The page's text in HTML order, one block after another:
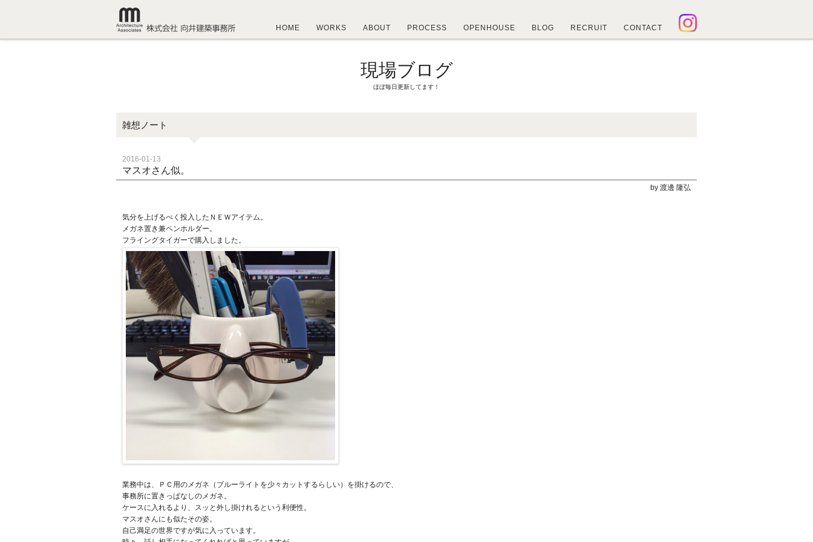
HOME WORKS ABOUT PROCESS OPENHOUSE BLOG RECRUIT CONTACT
現場ブログ
ほぼ毎日更新してます！
雑想ノート
2016-01-13
マスオさん似。
by 渡邊 隆弘
気分を上げるべく投入したＮＥＷアイテム。
メガネ置き兼ペンホルダー。
フライングタイガーで購入しました。
業務中は、ＰＣ用のメガネ（ブルーライトを少々カットするらしい）を掛けるので、
事務所に置きっぱなしのメガネ。
ケースに入れるより、スッと外し掛けれるという利便性。
マスオさんにも似たその姿。
自己満足の世界ですが気に入っています。